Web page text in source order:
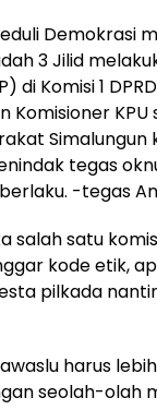
Demokrasi
3 Jilid
Komisi 1
Komisioner
tegas
-tegas
salah satu
kode etik,
pilkada
harus
seolah-olah